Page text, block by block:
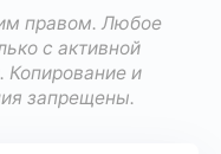
правом. Любое
с активной
. Копирование и
запрещены.